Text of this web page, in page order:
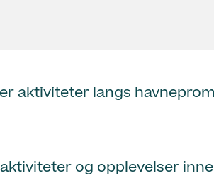
aktiviteter langs
og opplevelser